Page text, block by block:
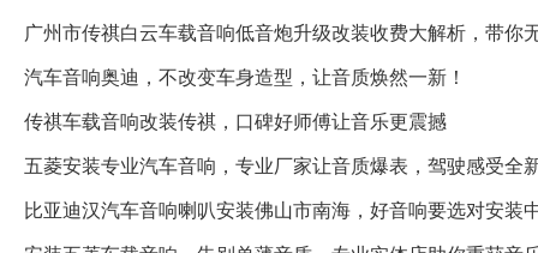
广州市传祺白云车载音响低音炮升级改装收费大解析，带你
汽车音响奥迪，不改变车身造型，让音质焕然一新！
传祺车载音响改装传祺，口碑好师傅让音乐更震撼
五菱安装专业汽车音响，专业厂家让音质爆表，驾驶感受全
比亚迪汉汽车音响喇叭安装佛山市南海，好音响要选对安装